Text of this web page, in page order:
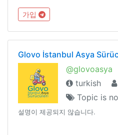
가입
Glovo İstanbul Asya
@glovoasya
turkish
Topic is
설명이 제공되지 않습니다.